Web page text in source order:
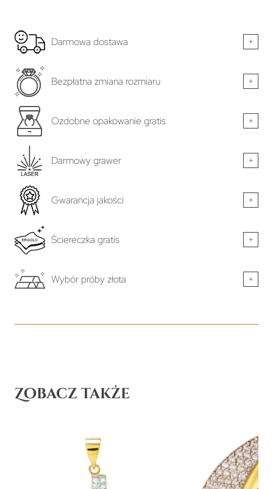
Darmowa dostawa +
Bezpłatna zmiana rozmiaru +
Ozdobne opakowanie gratis +
Darmowy grawer +
Gwarancja jakości +
Ściereczka gratis +
Wybór próby złota +
Zobacz także